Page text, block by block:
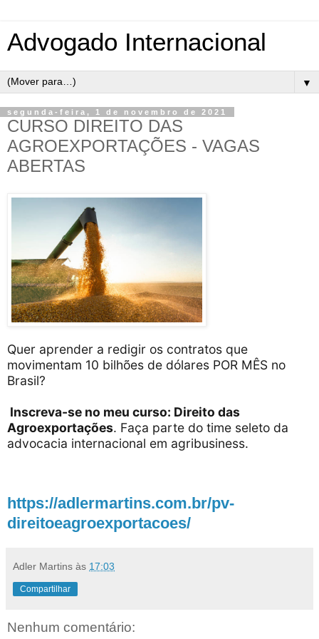
Advogado Internacional
▼
segunda-feira, 1 de novembro de 2021
CURSO DIREITO DAS
AGROEXPORTAÇÕES - VAGAS
ABERTAS
Quer aprender a redigir os contratos que
movimentam 10 bilhões de dólares POR MÊS no
Brasil?
Inscreva-se no meu curso: Direito das
Agroexportações. Faça parte do time seleto da
advocacia internacional em agribusiness.
https://adlermartins.com.br/pv-
direitoeagroexportacoes/
Adler Martins às 17:03
Compartilhar
Nenhum comentário: